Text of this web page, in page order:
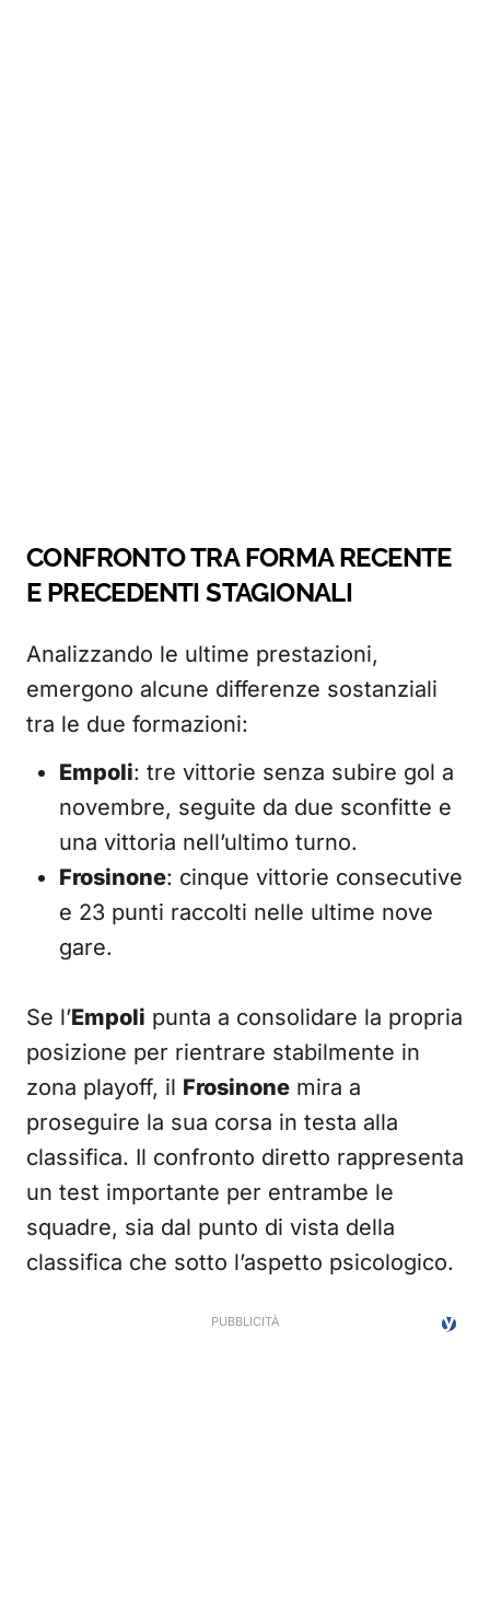
CONFRONTO TRA FORMA RECENTE
E PRECEDENTI STAGIONALI
Analizzando le ultime prestazioni,
emergono alcune differenze sostanziali
tra le due formazioni:
Empoli: tre vittorie senza subire gol a
novembre, seguite da due sconfitte e
una vittoria nell’ultimo turno.
Frosinone: cinque vittorie consecutive
e 23 punti raccolti nelle ultime nove
gare.
Se l’Empoli punta a consolidare la propria
posizione per rientrare stabilmente in
zona playoff, il Frosinone mira a
proseguire la sua corsa in testa alla
classifica. Il confronto diretto rappresenta
un test importante per entrambe le
squadre, sia dal punto di vista della
classifica che sotto l’aspetto psicologico.